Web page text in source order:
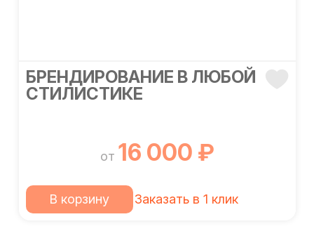
БРЕНДИРОВАНИЕ В ЛЮБОЙ
СТИЛИСТИКЕ
от 16 000 ₽
В корзину Заказать в 1 клик